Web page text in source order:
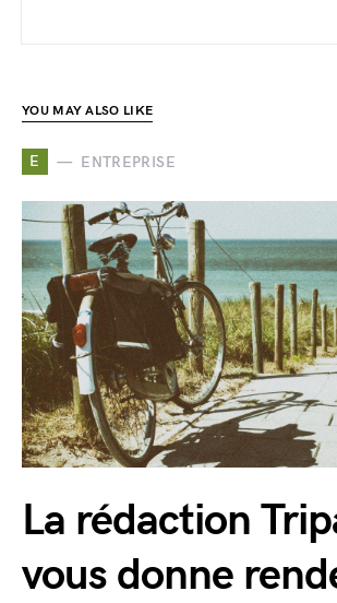
YOU MAY ALSO LIKE
E ENTREPRISE
La rédaction
vous donne